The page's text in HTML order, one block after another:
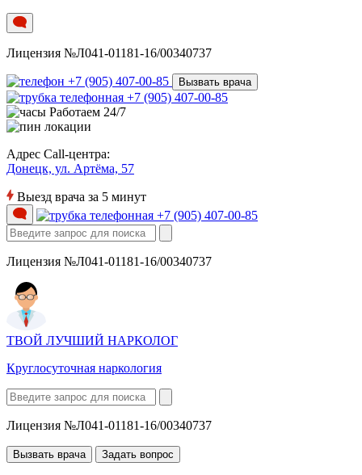
Лицензия №Л041-01181-16/00340737
+7 (905) 407-00-85 Вызвать врача
+7 (905) 407-00-85
Работаем 24/7
Адрес Call-центра:
Донецк, ул. Артёма, 57
Выезд врача за 5 минут
+7 (905) 407-00-85
Лицензия №Л041-01181-16/00340737
ТВОЙ ЛУЧШИЙ НАРКОЛОГ
Круглосуточная наркология
Лицензия №Л041-01181-16/00340737
Вызвать врача Задать вопрос